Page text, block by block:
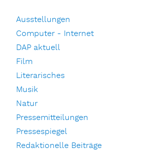
Ausstellungen
Computer - Internet
DAP aktuell
Film
Literarisches
Musik
Natur
Pressemitteilungen
Pressespiegel
Redaktionelle Beiträge